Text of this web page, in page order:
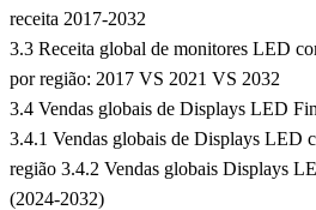
receita 2017-2032
3.3 Receita global de monitores LED
por região: 2017 VS 2021 VS 2032
3.4 Vendas globais de Displays LED
3.4.1 Vendas globais de Displays LED
região 3.4.2 Vendas globais Displays
(2024-2032)